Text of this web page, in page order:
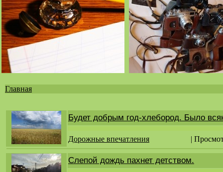
здесь
Главная
Будет добрым год-хлебород. Было
Дорожные впечатления |
Слепой дождь пахнет детством.